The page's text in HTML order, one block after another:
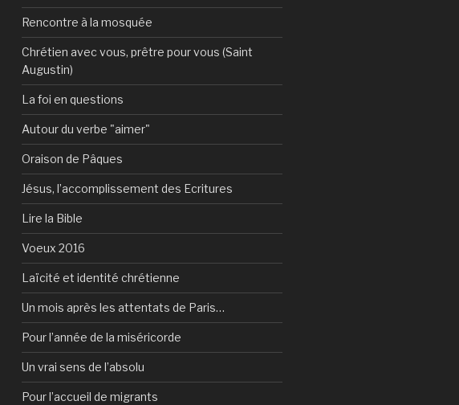
Rencontre à la mosquée
Chrétien avec vous, prêtre pour vous (Saint
Augustin)
La foi en questions
Autour du verbe "aimer"
Oraison de Pâques
Jésus, l’accomplissement des Ecritures
Lire la Bible
Voeux 2016
Laïcité et identité chrétienne
Un mois après les attentats de Paris…
Pour l’année de la miséricorde
Un vrai sens de l’absolu
Pour l’accueil de migrants